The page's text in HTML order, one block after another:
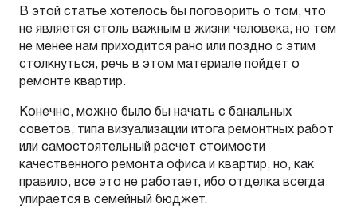
В этой статье хотелось бы поговорить о том, что
не является столь важным в жизни человека, но тем
не менее нам приходится рано или поздно с этим
столкнуться, речь в этом материале пойдет о
ремонте квартир.
Конечно, можно было бы начать с банальных
советов, типа визуализации итога ремонтных работ
или самостоятельный расчет стоимости
качественного ремонта офиса и квартир, но, как
правило, все это не работает, ибо отделка всегда
упирается в семейный бюджет.